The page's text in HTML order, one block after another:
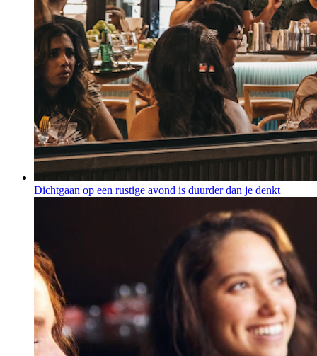
Dichtgaan op een rustige avond is duurder dan je denkt